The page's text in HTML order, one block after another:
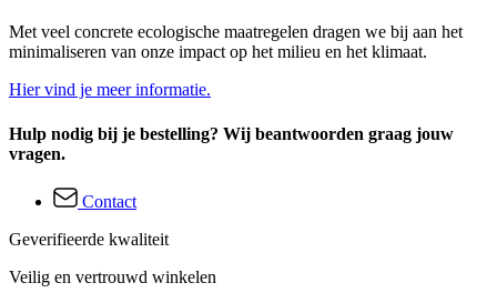
Met veel concrete ecologische maatregelen dragen we bij aan het
minimaliseren van onze impact op het milieu en het klimaat.
Hier vind je meer informatie.
Hulp nodig bij je bestelling? Wij beantwoorden graag jouw
vragen.
Contact
Geverifieerde kwaliteit
Veilig en vertrouwd winkelen